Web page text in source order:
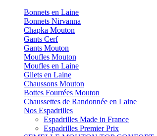
Bonnets en Laine
Bonnets Nirvanna
Chapka Mouton
Gants Cerf
Gants Mouton
Moufles Mouton
Moufles en Laine
Gilets en Laine
Chaussons Mouton
Bottes Fourrées Mouton
Chaussettes de Randonnée en Laine
Nos Espadrilles
Espadrilles Made in France
Espadrilles Premier Prix